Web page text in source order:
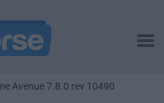
Avenue 7.8.0 rev 10490